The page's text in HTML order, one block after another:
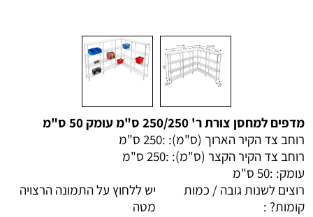
מדפים למחסן צורת ר' 250/250 ס"מ עומק 50 ס"מ
רוחב צד הקיר הארוך (ס"מ): :250 ס"מ
רוחב צד הקיר הקצר (ס"מ): :250 ס"מ
עומק: :50 ס"מ
רוצים לשנות גובה / כמות
קומות? :
יש ללחוץ על התמונה הרצויה
מטה